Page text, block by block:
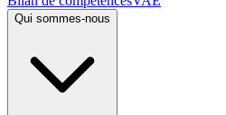
Qui sommes-nous